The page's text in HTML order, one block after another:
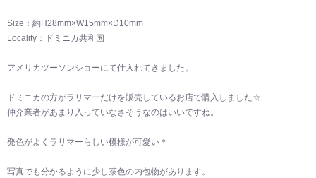
Size：約H28mm×W15mm×D10mm
Locality：ドミニカ共和国
アメリカツーソンショーにて仕入れてきました。
ドミニカの方がラリマーだけを販売しているお店で購入しました☆
仲介業者があまり入っていなさそうなのはいいですね。
発色がよくラリマーらしい模様が可愛い＊
写真でも分かるように少し茶色の内包物があります。